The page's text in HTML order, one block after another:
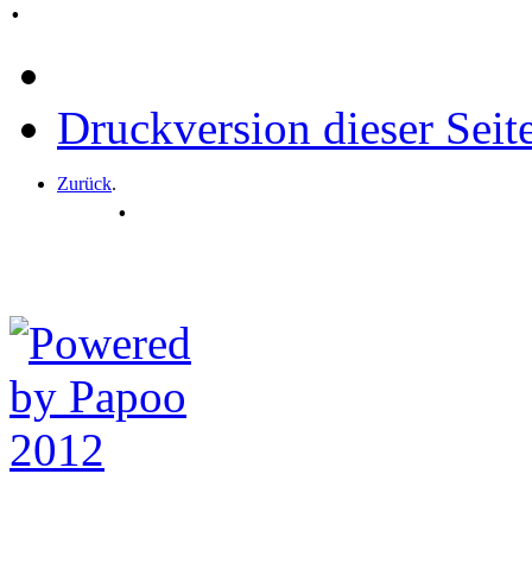
Druckversion dieser
Zurück..